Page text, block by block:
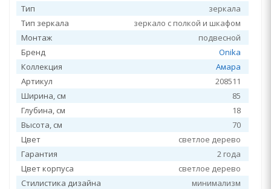
Тип
зеркала
Тип зеркала
зеркало с полкой и шкафом
Монтаж
подвесной
Бренд
Onika
Коллекция
Амара
Артикул
208511
Ширина, см
85
Глубина, см
18
Высота, см
70
Цвет
светлое дерево
Гарантия
2 года
Цвет корпуса
светлое дерево
Стилистика дизайна
минимализм